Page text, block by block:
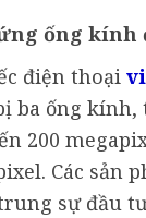
ống kính
điện thoại
ba ống
200
Các
sự đầu